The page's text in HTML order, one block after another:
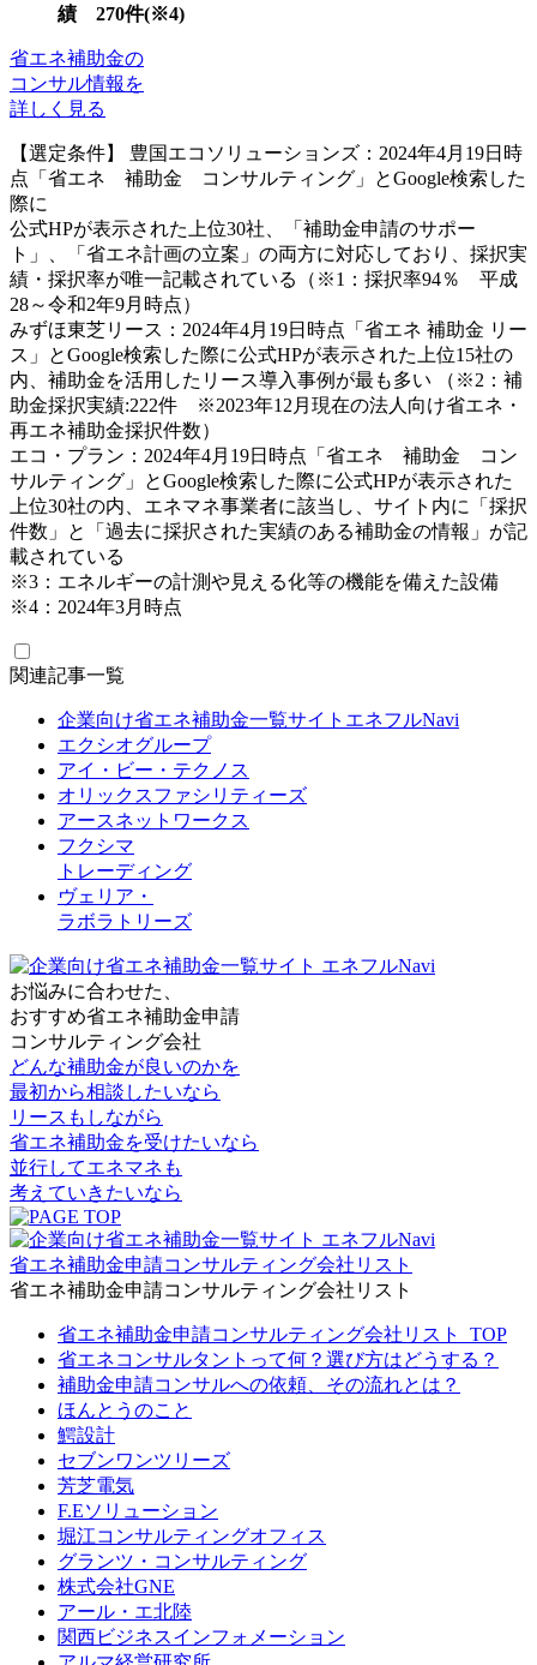
績 270件(※4)
省エネ補助金の
コンサル情報を
詳しく見る
【選定条件】 豊国エコソリューションズ：2024年4月19日時
点「省エネ 補助金 コンサルティング」とGoogle検索した
際に
公式HPが表示された上位30社、「補助金申請のサポー
ト」、「省エネ計画の立案」の両方に対応しており、採択実
績・採択率が唯一記載されている（※1：採択率94％ 平成
28～令和2年9月時点）
みずほ東芝リース：2024年4月19日時点「省エネ 補助金 リー
ス」とGoogle検索した際に公式HPが表示された上位15社の
内、補助金を活用したリース導入事例が最も多い （※2：補
助金採択実績:222件 ※2023年12月現在の法人向け省エネ・
再エネ補助金採択件数）
エコ・プラン：2024年4月19日時点「省エネ 補助金 コン
サルティング」とGoogle検索した際に公式HPが表示された
上位30社の内、エネマネ事業者に該当し、サイト内に「採択
件数」と「過去に採択された実績のある補助金の情報」が記
載されている
※3：エネルギーの計測や見える化等の機能を備えた設備
※4：2024年3月時点
関連記事一覧
企業向け省エネ補助金一覧サイトエネフルNavi
エクシオグループ
アイ・ビー・テクノス
オリックスファシリティーズ
アースネットワークス
フクシマ
トレーディング
ヴェリア・
ラボラトリーズ
お悩みに合わせた、
おすすめ省エネ補助金申請
コンサルティング会社
どんな補助金が良いのかを
最初から相談したいなら
リースもしながら
省エネ補助金を受けたいなら
並行してエネマネも
考えていきたいなら
省エネ補助金申請コンサルティング会社リスト
省エネ補助金申請コンサルティング会社リスト
省エネ補助金申請コンサルティング会社リスト_TOP
省エネコンサルタントって何？選び方はどうする？
補助金申請コンサルへの依頼、その流れとは？
ほんとうのこと
鰐設計
セブンワンツリーズ
芳芝電気
F.Eソリューション
堀江コンサルティングオフィス
グランツ・コンサルティング
株式会社GNE
アール・エ北陸
関西ビジネスインフォメーション